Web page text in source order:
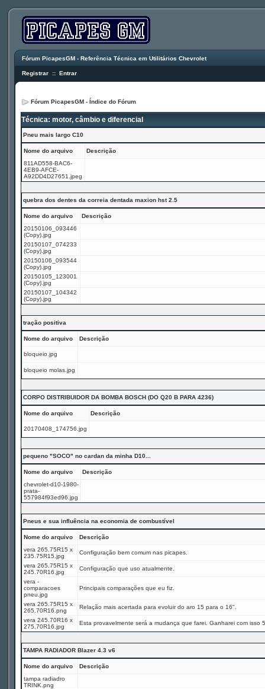
Fórum PicapesGM - Referência Técnica em Utilitários Chevrolet
Registrar :: Entrar
Fórum PicapesGM - Índice do Fórum
Técnica: motor, câmbio e diferencial
Pneu mais largo C10
Nome do arquivo
Descrição
811AD558-BAC6-
4EB9-AFCE-
A92DD4D27651.jpeg
quebra dos dentes da correia dentada maxion hst 2.5
Nome do arquivo
Descrição
20150106_093446
(Copy).jpg
20150107_074233
(Copy).jpg
20150106_093544
(Copy).jpg
20150105_123001
(Copy).jpg
20150107_104342
(Copy).jpg
tração positiva
Nome do arquivo Descrição
bloqueio.jpg
bloqueio molas.jpg
CORPO DISTRIBUIDOR DA BOMBA BOSCH (DO Q20 B PARA 4236)
Nome do arquivo Descrição
20170408_174756.jpg
pequeno "SOCO" no cardan da minha D10...
Nome do arquivo
Descrição
chevrolet-d10-1980-
prata-
557984f93ed96.jpg
Pneus e sua influência na economia de combustível
Nome do arquivo
Descrição
vera 265.75R15 x
235.75R15.jpg
Configuração bem comum nas picapes.
vera 265.75R15 x
245.70R16.jpg
Configuração que uso atualmente.
vera -
comparacoes
pneu.jpg
Principais comparações que eu fiz.
vera 265.75R15 x
265.70R16.png
Relação mais acertada para evoluir do aro 15 para o 16".
vera 245.70R16 x
275.70R16.jpg
Esta provavelmente será a mudança que farei. Ganharei com isso
TAMPA RADIADOR Blazer 4.3 v6
Nome do arquivo
Descrição
tampa radiadro
TRINK.png